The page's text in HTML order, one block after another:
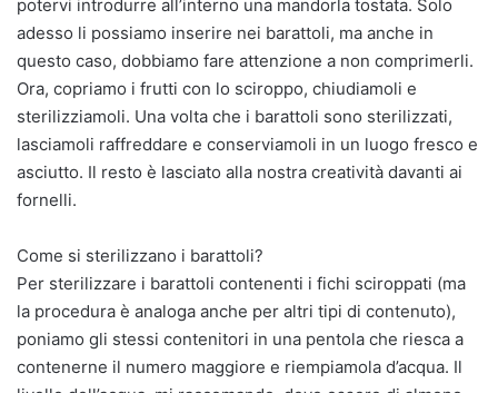
potervi introdurre all’interno una mandorla tostata. Solo
adesso li possiamo inserire nei barattoli, ma anche in
questo caso, dobbiamo fare attenzione a non comprimerli.
Ora, copriamo i frutti con lo sciroppo, chiudiamoli e
sterilizziamoli. Una volta che i barattoli sono sterilizzati,
lasciamoli raffreddare e conserviamoli in un luogo fresco e
asciutto. Il resto è lasciato alla nostra creatività davanti ai
fornelli.
Come si sterilizzano i barattoli?
Per sterilizzare i barattoli contenenti i fichi sciroppati (ma
la procedura è analoga anche per altri tipi di contenuto),
poniamo gli stessi contenitori in una pentola che riesca a
contenerne il numero maggiore e riempiamola d’acqua. Il